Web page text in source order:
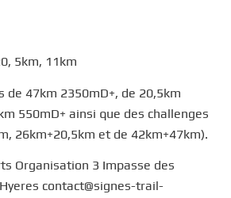
5km, 11km
de 47km 2350mD+, de 20,5km
550mD+ ainsi que des challenges
26km+20,5km et de 42km+47km).
Organisation 3 Impasse des
contact@signes-trail-